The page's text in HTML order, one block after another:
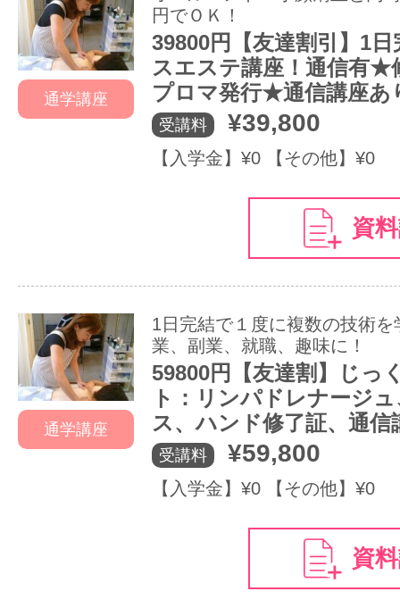
通学講座
円でＯＫ！
39800円【友達割引】1
スエステ講座！通信有★
プロマ発行★通信講座
受講料 ¥39,800
【入学金】¥0 【その他】¥0
資
通学講座
1日完結で１度に複数の技術
業、副業、就職、趣味に！
59800円【友達割】じっ
ト：リンパドレナージ
ス、ハンド修了証、通信
受講料 ¥59,800
【入学金】¥0 【その他】¥0
資